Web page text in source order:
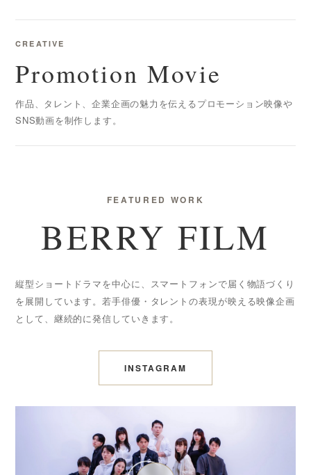
CREATIVE
Promotion Movie
作品、タレント、企業企画の魅力を伝えるプロモーション映像や
SNS動画を制作します。
FEATURED WORK
BERRY FILM
縦型ショートドラマを中心に、スマートフォンで届く物語づくり
を展開しています。若手俳優・タレントの表現が映える映像企画
として、継続的に発信していきます。
INSTAGRAM